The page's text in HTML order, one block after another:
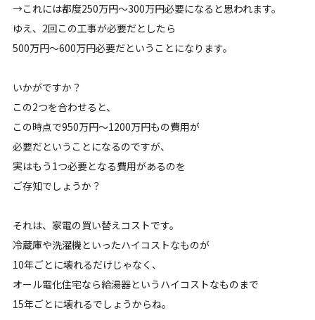
→これには都度250万円〜300万円必要になると思われます。
ゆえ、2回この工事が必要だとしたら
500万円〜600万円必要だということになります。
いかがですか？
この2つを合わせると、
この時点で950万円〜1200万円もの費用が
必要だということになるのですが、
実はもう1つ必要となる費用があるのを
ご存知でしょうか？
それは、家電の買い替えコストです。
冷蔵庫や洗濯機といったハイコストなものが
10年ごとに壊れるだけじゃなく、
オール電化住宅なら給湯器というハイコストなものまで
15年ごとに壊れるでしょうからね。